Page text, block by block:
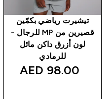
تيشيرت رياضي بكمّين
قصيرين من MP للرجال -
لون أزرق داكن مائل
للرمادي
98.00 AED‎